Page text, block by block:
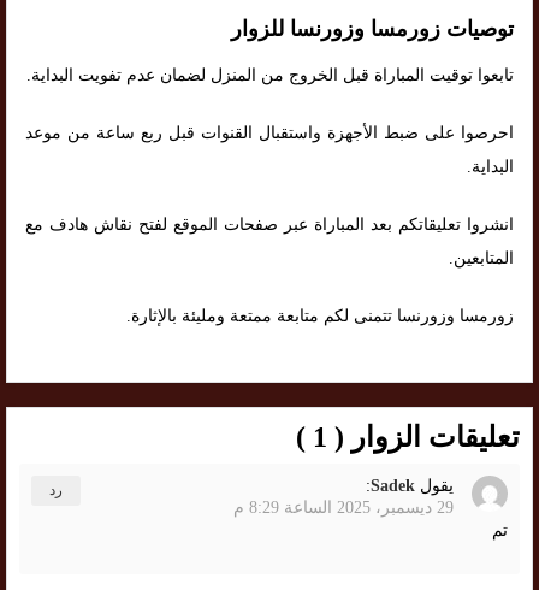
توصيات زورمسا وزورنسا للزوار
تابعوا توقيت المباراة قبل الخروج من المنزل لضمان عدم تفويت البداية.
احرصوا على ضبط الأجهزة واستقبال القنوات قبل ربع ساعة من موعد
البداية.
انشروا تعليقاتكم بعد المباراة عبر صفحات الموقع لفتح نقاش هادف مع
المتابعين.
زورمسا وزورنسا تتمنى لكم متابعة ممتعة ومليئة بالإثارة.
تعليقات الزوار ( 1 )
يقول Sadek
:
29 ديسمبر، 2025 الساعة 8:29 م
تم
رد